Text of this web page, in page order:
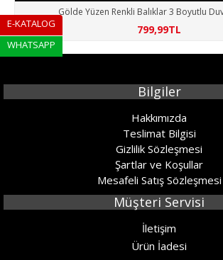
Gölde Yüzen Renkli Balıklar 3 Boyutlu
799,99TL
Bilgiler
Hakkımızda
Teslimat Bilgisi
Gizlilik Sözleşmesi
Şartlar ve Koşullar
Mesafeli Satış Sözleşmesi
Müşteri Servisi
İletişim
Ürün İadesi
E-KATALOG
WHATSAPP